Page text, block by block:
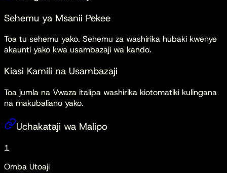
Sehemu ya Msanii Pekee
Toa tu sehemu yako. Sehemu za washirika hubaki kwenye
akaunti yako kwa usambazaji wa kando.
Kiasi Kamili na Usambazaji
Toa jumla na Vwaza italipa washirika kiotomatiki kulingana
na makubaliano yako.
Uchakataji wa Malipo
1
Omba Utoaji